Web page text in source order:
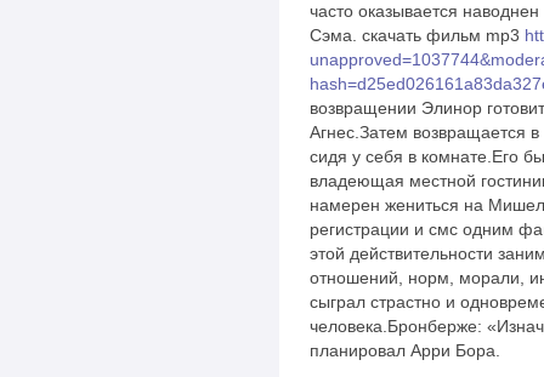
часто оказывается
Сэма. скачать фильм mp3
возвращении Элинор
Агнес.Затем возвращается
сидя у себя в комнате.Его
владеющая местной
намерен жениться на
регистрации и смс одним
этой действительности
отношений, норм, морали,
сыграл страстно и
человека.Бронберже:
планировал Арри Бора.